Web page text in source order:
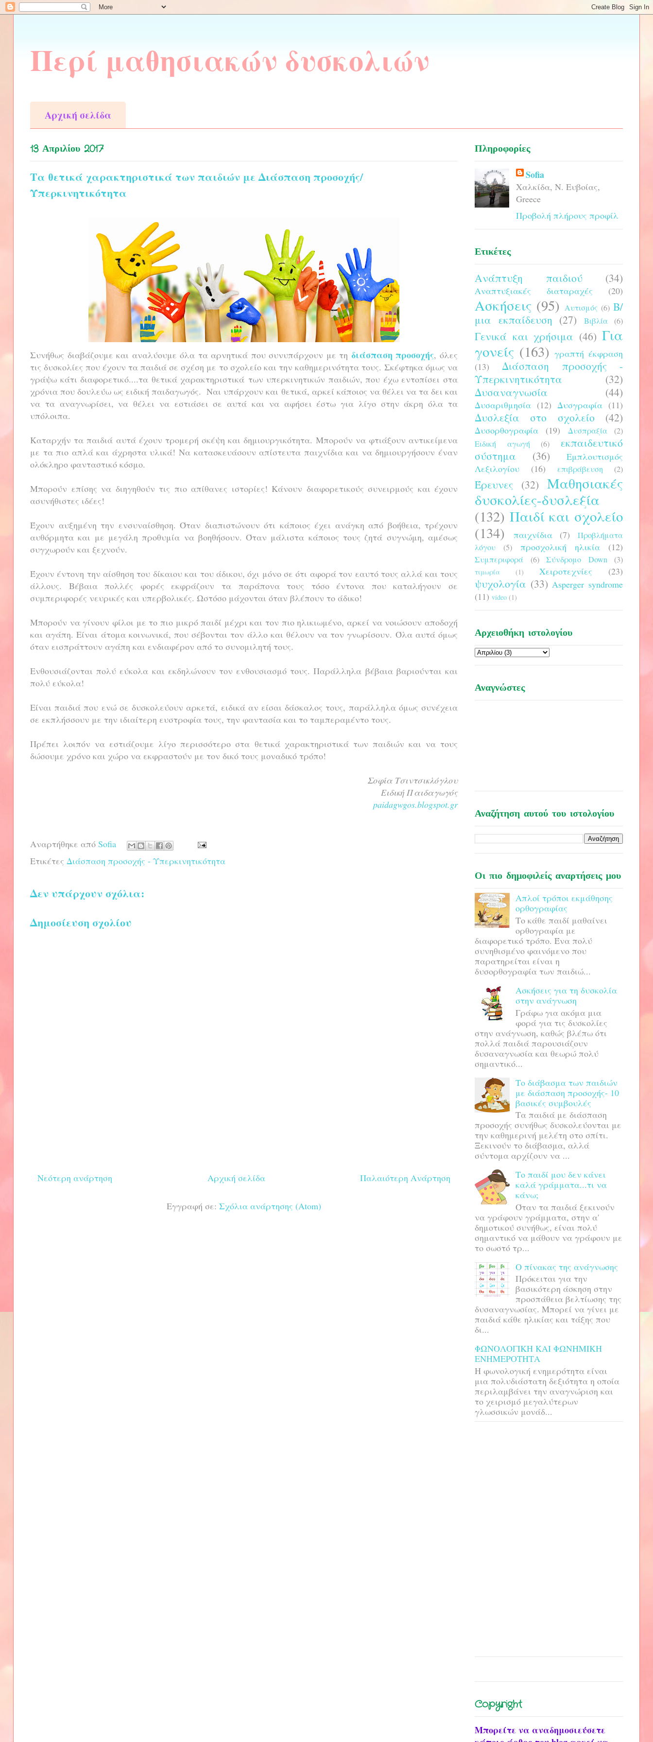
Περί μαθησιακών δυσκολιών
Αρχική σελίδα
13 Απριλίου 2017
Τα θετικά χαρακτηριστικά των παιδιών με Διάσπαση προσοχής/
Υπερκινητικότητα
Συνήθως διαβάζουμε και αναλύουμε όλα τα αρνητικά που συνυπάρχουν με τη διάσπαση προσοχής, όλες
τις δυσκολίες που έχουν τα παιδιά σε σχέση με το σχολείο και την καθημερινότητα τους. Σκέφτηκα όμως να
γράψω κάτι διαφορετικό....τα θετικά χαρακτηριστικά των υπερκινητικών παιδιών, που έχω εντοπίσει στα
χρόνια που δουλεύω ως ειδική παιδαγωγός. Ναι υπάρχουν και θετικά, αρκεί κάποιος να θέλει να τα δει και
να τα αναγνωρίσει, να θέλει να εστιάσει σε αυτά και να αφήσει έστω για λίγο στην άκρη όλα τα
υπόλοιπα.
Καταρχήν τα παιδιά αυτά έχουν τρομερή σκέψη και δημιουργικότητα. Μπορούν να φτιάξουν αντικείμενα
με τα πιο απλά και άχρηστα υλικά! Να κατασκευάσουν απίστευτα παιχνίδια και να δημιουργήσουν έναν
ολόκληρο φανταστικό κόσμο.
Μπορούν επίσης να διηγηθούν τις πιο απίθανες ιστορίες! Κάνουν διαφορετικούς συνειρμούς και έχουν
ασυνήθιστες ιδέες!
Έχουν αυξημένη την ενσυναίσθηση. Όταν διαπιστώνουν ότι κάποιος έχει ανάγκη από βοήθεια, τρέχουν
αυθόρμητα και με μεγάλη προθυμία να βοηθήσουν. Όταν μάλιστα κάποιος τους ζητά συγνώμη, αμέσως
συγχωρούν και ξεχνούν.
Έχουν έντονη την αίσθηση του δίκαιου και του άδικου, όχι μόνο σε ότι αφορά τον εαυτό τους αλλά και τους
άλλους. Βέβαια πολλές φορές εκφράζουν τα παράπονα τους τόσο έντονα που καταλήγουν σε
συμπεριφορές νευρικές και υπερβολικές. Ωστόσο μάχονται όταν βλέπουν το άδικο!
Μπορούν να γίνουν φίλοι με το πιο μικρό παιδί μέχρι και τον πιο ηλικιωμένο, αρκεί να νοιώσουν αποδοχή
και αγάπη. Είναι άτομα κοινωνικά, που σέβονται τον άλλο και θέλουν να τον γνωρίσουν. Όλα αυτά όμως
όταν εισπράττουν αγάπη και ενδιαφέρον από το συνομιλητή τους.
Ενθουσιάζονται πολύ εύκολα και εκδηλώνουν τον ενθουσιασμό τους. Παράλληλα βέβαια βαριούνται και
πολύ εύκολα!
Είναι παιδιά που ενώ σε δυσκολεύουν αρκετά, ειδικά αν είσαι δάσκαλος τους, παράλληλα όμως συνέχεια
σε εκπλήσσουν με την ιδιαίτερη ευστροφία τους, την φαντασία και το ταμπεραμέντο τους.
Πρέπει λοιπόν να εστιάζουμε λίγο περισσότερο στα θετικά χαρακτηριστικά των παιδιών και να τους
δώσουμε χρόνο και χώρο να εκφραστούν με τον δικό τους μοναδικό τρόπο!
Σοφία Τσιντσικλόγλου
Ειδική Παιδαγωγός
paidagwgos.blogspot.gr
Αναρτήθηκε από Sofia
Ετικέτες Διάσπαση προσοχής - Υπερκινητικότητα
Δεν υπάρχουν σχόλια:
Δημοσίευση σχολίου
Νεότερη ανάρτηση Παλαιότερη Ανάρτηση
Αρχική σελίδα
Εγγραφή σε: Σχόλια ανάρτησης (Atom)
Πληροφορίες
Sofia
Χαλκίδα, Ν. Ευβοίας,
Greece
Προβολή πλήρους προφίλ
Ετικέτες
Ανάπτυξη παιδιού
(34)
Αναπτυξιακές διαταραχές (20)
Ασκήσεις (95) Αυτισμός (6) Β/
μια εκπαίδευση (27) Βιβλία (6)
Γενικά και χρήσιμα (46) Για
γονείς (163) γραπτή έκφραση
(13)
Διάσπαση προσοχής -
Υπερκινητικότητα
(32)
Δυσαναγνωσία
(44)
Δυσαριθμησία (12) Δυσγραφία (11)
Δυσλεξία στο σχολείο (42)
Δυσορθογραφία (19) Δυσπραξία
(2)
Ειδική αγωγή
(6)
εκπαιδευτικό
σύστημα
(36)
Εμπλουτισμός
Λεξιλογίου
(16) επιβράβευση (2)
Έρευνες (32)
Μαθησιακές
δυσκολίες-δυσλεξία
(132) Παιδί και σχολείο
(134)
παιχνίδια (7)
Προβλήματα
λόγου
(5) προσχολική ηλικία (12)
Συμπεριφορά (6) Σύνδρομο Down (3)
τιμωρία (1) Χειροτεχνίες (23)
ψυχολογία (33) Asperger syndrome
(11) video (1)
Αρχειοθήκη ιστολογίου
Αναγνώστες
Αναζήτηση αυτού του ιστολογίου
Οι πιο δημοφιλείς αναρτήσεις μου
Απλοί τρόποι εκμάθησης
ορθογραφίας
Το κάθε παιδί μαθαίνει
ορθογραφία με
διαφορετικό τρόπο. Ένα πολύ
συνηθισμένο φαινόμενο που
παρατηρείται είναι η
δυσορθογραφία των παιδιώ...
Ασκήσεις για τη δυσκολία
στην ανάγνωση
Γράφω για ακόμα μια
φορά για τις δυσκολίες
στην ανάγνωση, καθώς βλέπω ότι
πολλά παιδιά παρουσιάζουν
δυσαναγνωσία και θεωρώ πολύ
σημαντικό...
Το διάβασμα των παιδιών
με διάσπαση προσοχής- 10
βασικές συμβουλές
Τα παιδιά με διάσπαση
προσοχής συνήθως δυσκολεύονται με
την καθημερινή μελέτη στο σπίτι.
Ξεκινούν το διάβασμα, αλλά
σύντομα αρχίζουν να ...
Το παιδί μου δεν κάνει
καλά γράμματα...τι να
κάνω;
Όταν τα παιδιά ξεκινούν
να γράφουν γράμματα, στην α'
δημοτικού συνήθως, είναι πολύ
σημαντικό να μάθουν να γράφουν με
το σωστό τρ...
Ο πίνακας της ανάγνωσης
Πρόκειται για την
βασικότερη άσκηση στην
προσπάθεια βελτίωσης της
δυσαναγνωσίας. Μπορεί να γίνει με
παιδιά κάθε ηλικίας και τάξης που
δι...
ΦΩΝΟΛΟΓΙΚΗ ΚΑΙ ΦΩΝΗΜΙΚΗ
ΕΝΗΜΕΡΟΤΗΤΑ
H φωνολογική ενημερότητα είναι
μια πολυδιάστατη δεξιότητα η οποία
περιλαμβάνει την αναγνώριση και
το χειρισμό μεγαλύτερων
γλωσσικών μονάδ...
Copyright
Μπορείτε να αναδημοσιεύσετε